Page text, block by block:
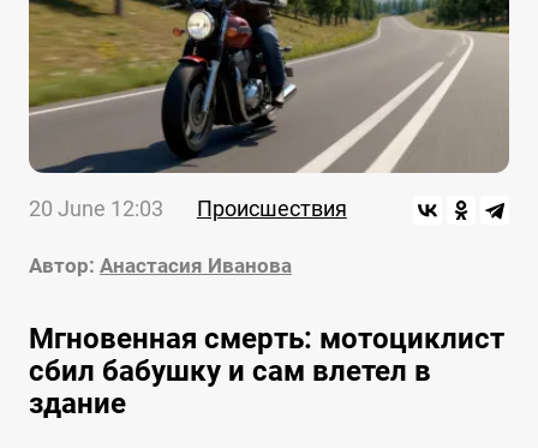
20 June 12:03 Происшествия
Автор: Анастасия Иванова
Мгновенная смерть: мотоциклист
сбил бабушку и сам влетел в
здание